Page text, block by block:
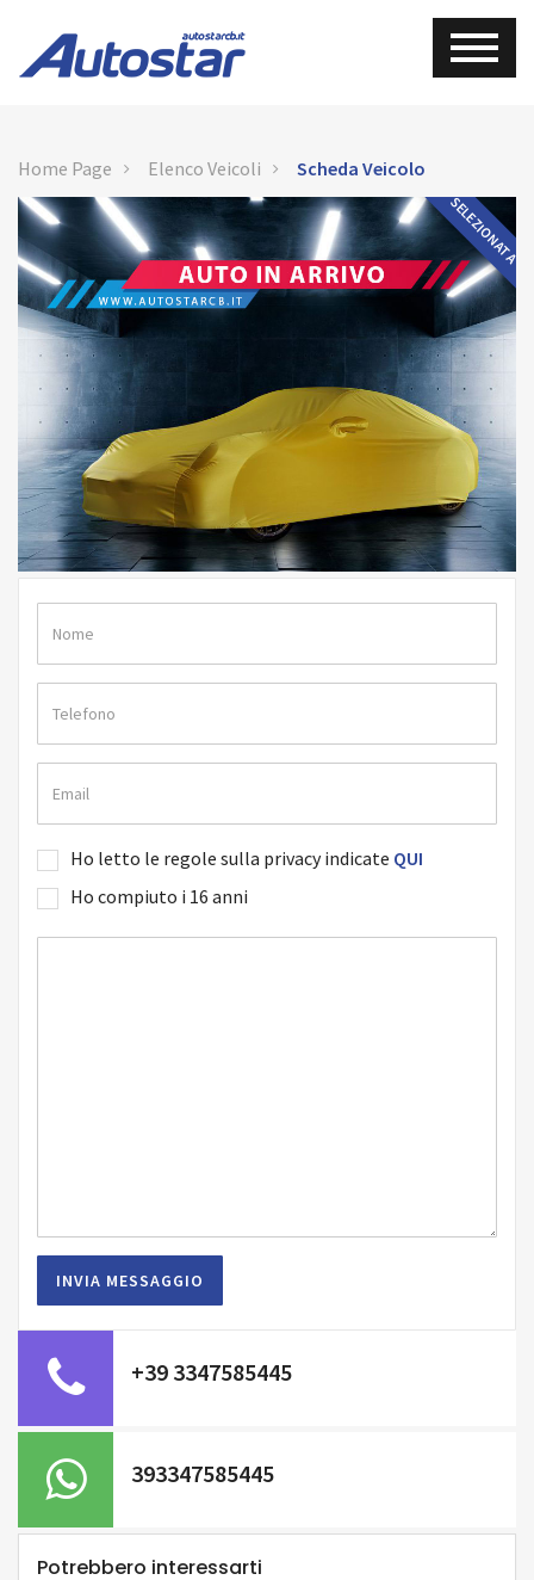
Home Page Elenco Veicoli Scheda Veicolo
SELEZIONATA
Ho letto le regole sulla privacy indicate QUI
Ho compiuto i 16 anni
+39 3347585445
393347585445
Potrebbero interessarti